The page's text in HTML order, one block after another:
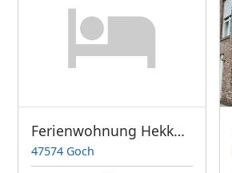
Ferienwohnung Hekkeshof
47574 Goch